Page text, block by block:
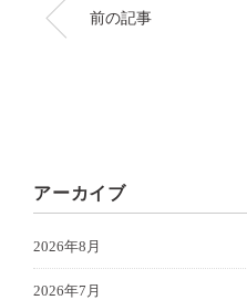
前の記事
アーカイブ
2026年8月
2026年7月